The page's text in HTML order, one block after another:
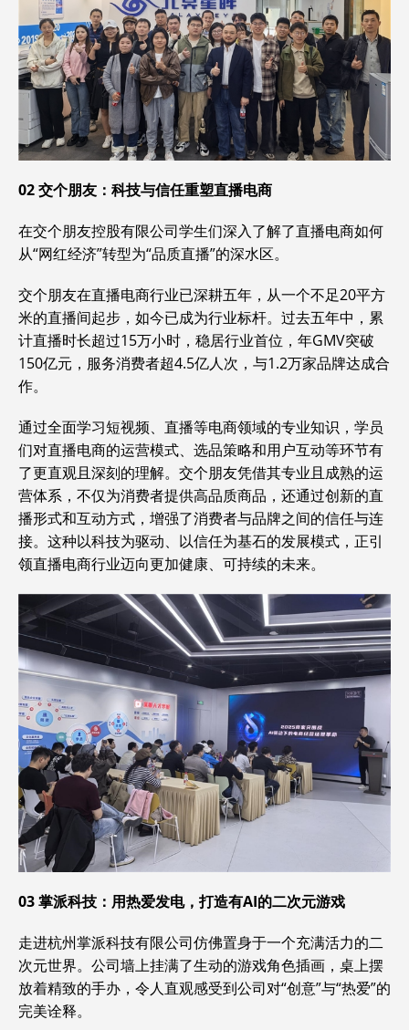
02交个朋友：科技与信任重塑直播电商
在交个朋友控股有限公司学生们深入了解了直播电商如何
从“网红经济”转型为“品质直播”的深水区。
交个朋友在直播电商行业已深耕五年，从一个不足20平方
米的直播间起步，如今已成为行业标杆。过去五年中，累
计直播时长超过15万小时，稳居行业首位，年GMV突破
150亿元，服务消费者超4.5亿人次，与1.2万家品牌达成合
作。
通过全面学习短视频、直播等电商领域的专业知识，学员
们对直播电商的运营模式、选品策略和用户互动等环节有
了更直观且深刻的理解。交个朋友凭借其专业且成熟的运
营体系，不仅为消费者提供高品质商品，还通过创新的直
播形式和互动方式，增强了消费者与品牌之间的信任与连
接。这种以科技为驱动、以信任为基石的发展模式，正引
领直播电商行业迈向更加健康、可持续的未来。
03掌派科技：用热爱发电，打造有AI的二次元游戏
走进杭州掌派科技有限公司仿佛置身于一个充满活力的二
次元世界。公司墙上挂满了生动的游戏角色插画，桌上摆
放着精致的手办，令人直观感受到公司对“创意”与“热爱”的
完美诠释。